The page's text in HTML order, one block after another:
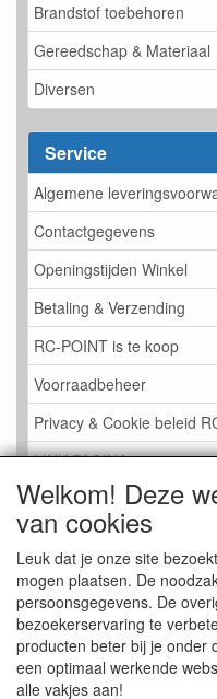
Brandstof toebehoren
Gereedschap & Materiaal
Diversen
Service
Algemene
Contactgegevens
Openingstijden Winkel
Betaling & Verzending
RC-POINT is te koop
Voorraadbeheer
Privacy & Cookie beleid
LINK PAGINA
Gastenboek RC-POINT
Kijkje in de Winkel
Welkom! Deze
van cookies
Leuk dat je onze site
mogen plaatsen. De
persoonsgegevens. De
bezoekerservaring te
producten beter bij je onder
een optimaal werkende
alle vakjes aan!